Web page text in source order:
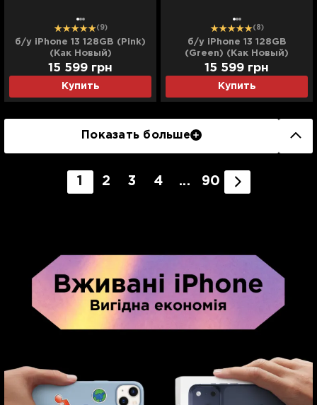
(9)
б/у iPhone 13 128GB (Pink)
(Как Новый)
Купить
15 599 грн
(8)
б/у iPhone 13 128GB
(Green) (Как Новый)
Купить
15 599 грн
Показать больше
1 2 3 4 ... 90